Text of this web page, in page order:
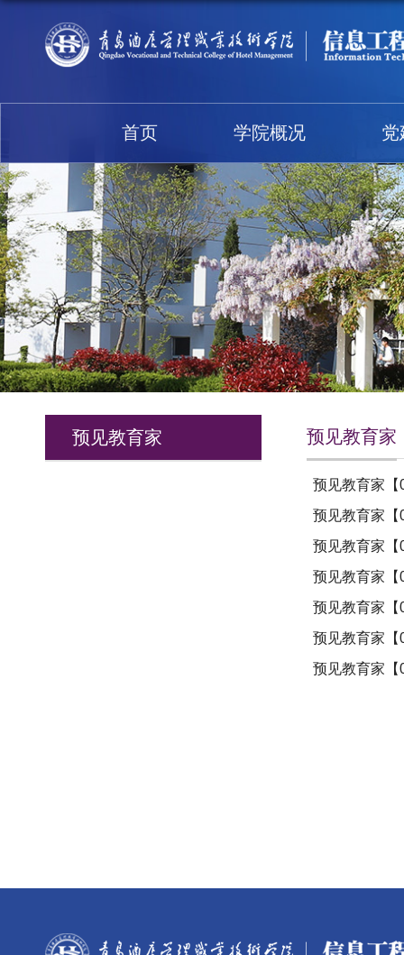
首页 学院概况 党
预见教育家 预见教育家
预见教育家【
预见教育家【
预见教育家【
预见教育家【
预见教育家【
预见教育家
预见教育家【